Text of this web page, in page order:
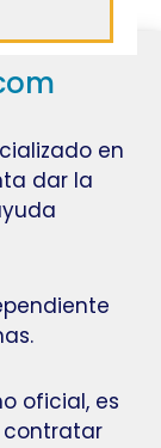
en
dar la
oficial, es
contratar